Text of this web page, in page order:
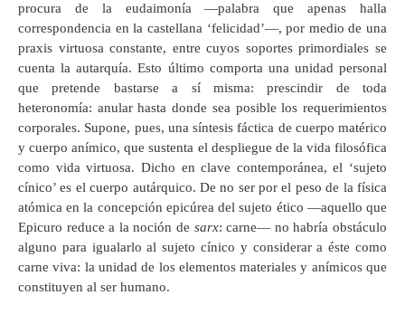
procura de la eudaimonía —palabra que apenas halla
correspondencia en la castellana ‘felicidad’—, por medio de una
praxis virtuosa constante, entre cuyos soportes primordiales se
cuenta la autarquía. Esto último comporta una unidad personal
que pretende bastarse a sí misma: prescindir de toda
heteronomía: anular hasta donde sea posible los requerimientos
corporales. Supone, pues, una síntesis fáctica de cuerpo matérico
y cuerpo anímico, que sustenta el despliegue de la vida filosófica
como vida virtuosa. Dicho en clave contemporánea, el ‘sujeto
cínico’ es el cuerpo autárquico. De no ser por el peso de la física
atómica en la concepción epicúrea del sujeto ético —aquello que
Epicuro reduce a la noción de sarx: carne— no habría obstáculo
alguno para igualarlo al sujeto cínico y considerar a éste como
carne viva: la unidad de los elementos materiales y anímicos que
constituyen al ser humano.